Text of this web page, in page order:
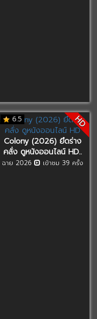
6.5 HD
Colony (2026) ยึดร่าง
คลั่ง ดูหนังออนไลน์ HD..
ฉาย 2026 เข้าชม 39 ครั้ง